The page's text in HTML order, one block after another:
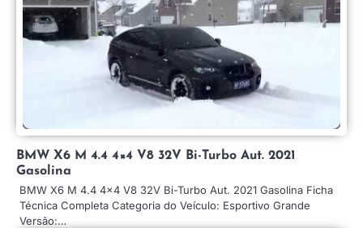
BMW X6 M 4.4 4×4 V8 32V Bi-Turbo Aut. 2021
Gasolina
BMW X6 M 4.4 4×4 V8 32V Bi-Turbo Aut. 2021 Gasolina Ficha
Técnica Completa Categoria do Veículo: Esportivo Grande
Versão:…